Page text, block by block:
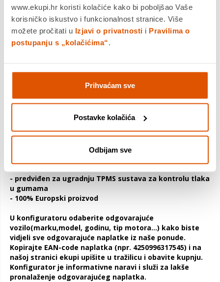
www.ekupi.hr koristi kolačiće kako bi poboljšao Vaše
korisničko iskustvo i funkcionalnost stranice. Više
možete pročitati u Izjavi o privatnosti i Pravilima o
postupanju s „kolačićima“
Prihvaćam sve
Postavke kolačića
Odbijam sve
Aluminijski naplatak RC36 6,5x18 5/112 ET44 D4 SG (Schwarz
Novi RC-Design RC36/b> u širokom dizajnu s dvostrukim
krakovima postavlja sportske, snažne naglaske.
Različiti tečajevi krakova stvaraju impresivnu dinamiku i
jedinstveni dizajn.
individualiziraju kotač od lakih legura za različite
modele vozila. RC34 je posebno izrađen za vozila kao što
su novi Audi A1, BMW serije 1, Hyundai i30N
Performance, VW Tiguan (II) ili Tesla Model 3 u tehnički
- predviđen za ugradnju TPMS sustava za kontrolu tlaka
u gumama
- 100% Europski proizvod
U konfiguratoru odaberite odgovarajuće
vozilo(marku,model, godinu, tip motora...) kako biste
vidjeli sve odgovarajuće naplatke iz naše ponude.
Kopirajte EAN-code naplatka (npr. 4250996317545) i na
našoj stranici ekupi upišite u tražilicu i obavite kupnju.
Konfigurator je informativne naravi i služi za lakše
pronalaženje odgovarajućeg naplatka.